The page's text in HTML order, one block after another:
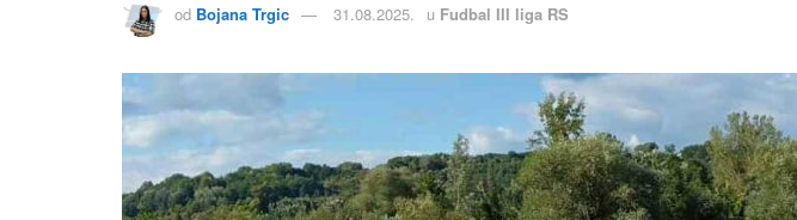
od Bojana Trgic 31.08.2025. u Fudbal III liga RS